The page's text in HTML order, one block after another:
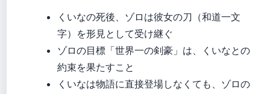
くいなの死後、ゾロは彼女の刀（和道一文
字）を形見として受け継ぐ
ゾロの目標「世界一の剣豪」は、くいなとの
約束を果たすこと
くいなは物語に直接登場しなくても、ゾロの